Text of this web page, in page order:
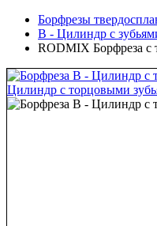
Борфрезы
B - Цилиндр с
RODMIX Борфреза с
Цилиндр с торцовыми